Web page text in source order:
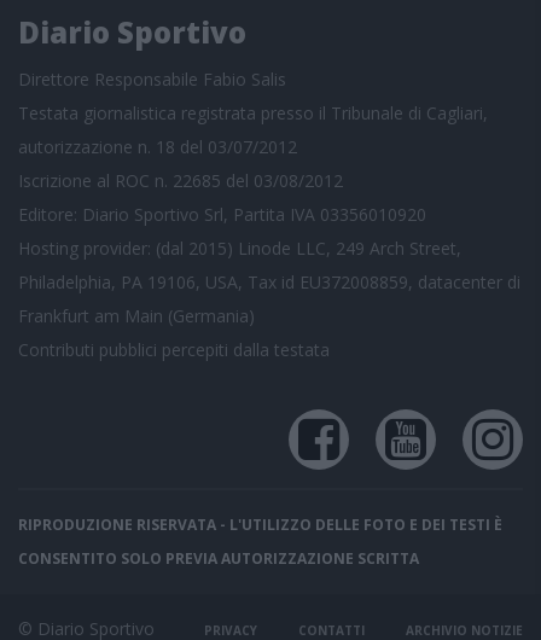
Diario Sportivo
Direttore Responsabile Fabio Salis
Testata giornalistica registrata presso il Tribunale di Cagliari,
autorizzazione n. 18 del 03/07/2012
Iscrizione al ROC n. 22685 del 03/08/2012
Editore: Diario Sportivo Srl, Partita IVA 03356010920
Hosting provider: (dal 2015) Linode LLC, 249 Arch Street,
Philadelphia, PA 19106, USA, Tax id EU372008859, datacenter di
Frankfurt am Main (Germania)
Contributi pubblici percepiti dalla testata
RIPRODUZIONE RISERVATA - L'UTILIZZO DELLE FOTO E DEI TESTI È
CONSENTITO SOLO PREVIA AUTORIZZAZIONE SCRITTA
© Diario Sportivo PRIVACY CONTATTI ARCHIVIO NOTIZIE